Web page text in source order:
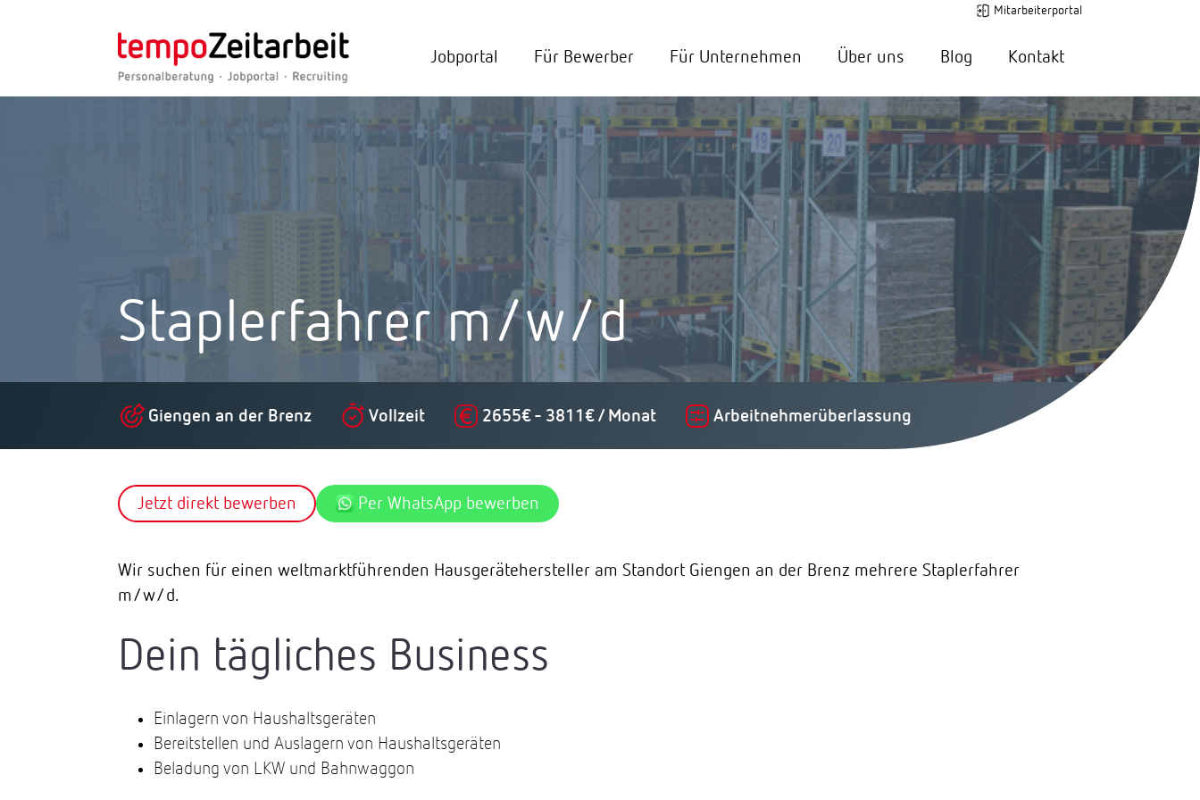
Mitarbeiterportal
Jobportal Für Bewerber Für Unternehmen Über uns Blog Kontakt
Staplerfahrer m/w/d
Giengen an der Brenz Vollzeit 2655€ - 3811€ / Monat Arbeitnehmerüberlassung
Jetzt direkt bewerben Per WhatsApp bewerben
Wir suchen für einen weltmarktführenden Hausgerätehersteller am Standort Giengen an der Brenz mehrere Staplerfahrer
m/w/d.
Dein tägliches Business
Einlagern von Haushaltsgeräten
Bereitstellen und Auslagern von Haushaltsgeräten
Beladung von LKW und Bahnwaggon